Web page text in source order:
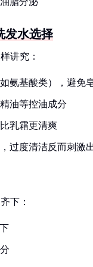
发水选择
讲究：
氨基酸类），避免
油等控油成分
乳霜更清爽
过度清洁反而刺激
下：